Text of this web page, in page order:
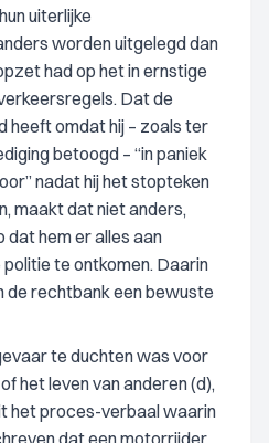
uiterlijke
worden uitgelegd dan
had op het in ernstige
Dat de
heeft omdat hij – zoals ter
betoogd – “in paniek
nadat hij het stopteken
maakt dat niet anders,
hem er alles aan
te ontkomen. Daarin
de rechtbank een bewuste
te duchten was voor
het leven van anderen (d),
het proces-verbaal waarin
dat een motorrijder